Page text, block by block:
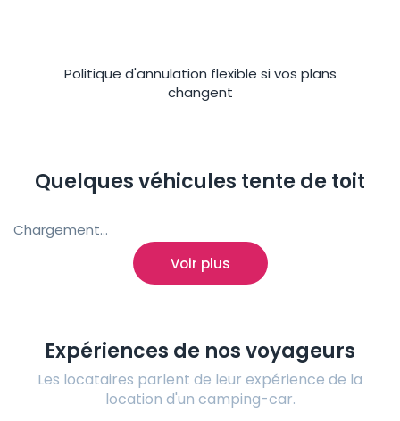
Politique d'annulation flexible si vos plans
changent
Quelques véhicules tente de toit
Chargement...
Voir plus
Expériences de nos voyageurs
Les locataires parlent de leur expérience de la
location d'un camping-car.